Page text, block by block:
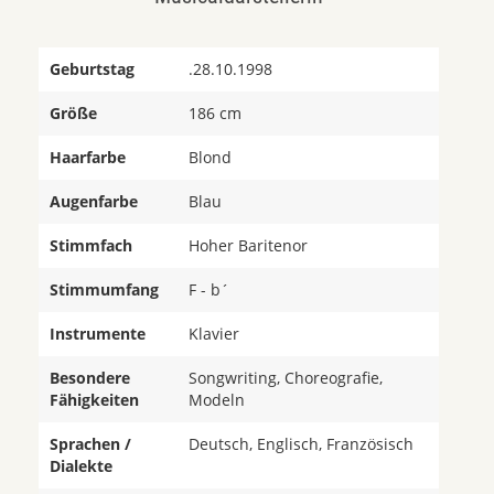
Geburtstag .28.10.1998
Größe 186 cm
Haarfarbe Blond
Augenfarbe Blau
Stimmfach Hoher Baritenor
Stimmumfang F - b´
Instrumente Klavier
Besondere
Fähigkeiten
Songwriting, Choreografie,
Modeln
Sprachen /
Dialekte
Deutsch, Englisch, Französisch